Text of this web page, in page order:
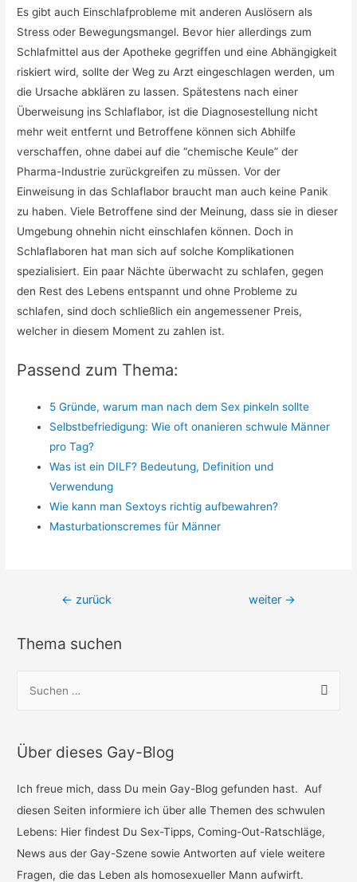
Es gibt auch Einschlafprobleme mit anderen Auslösern als
Stress oder Bewegungsmangel. Bevor hier allerdings zum
Schlafmittel aus der Apotheke gegriffen und eine Abhängigkeit
riskiert wird, sollte der Weg zu Arzt eingeschlagen werden, um
die Ursache abklären zu lassen. Spätestens nach einer
Überweisung ins Schlaflabor, ist die Diagnosestellung nicht
mehr weit entfernt und Betroffene können sich Abhilfe
verschaffen, ohne dabei auf die “chemische Keule” der
Pharma-Industrie zurückgreifen zu müssen. Vor der
Einweisung in das Schlaflabor braucht man auch keine Panik
zu haben. Viele Betroffene sind der Meinung, dass sie in dieser
Umgebung ohnehin nicht einschlafen können. Doch in
Schlaflaboren hat man sich auf solche Komplikationen
spezialisiert. Ein paar Nächte überwacht zu schlafen, gegen
den Rest des Lebens entspannt und ohne Probleme zu
schlafen, sind doch schließlich ein angemessener Preis,
welcher in diesem Moment zu zahlen ist.
Passend zum Thema:
5 Gründe, warum man nach dem Sex pinkeln sollte
Selbstbefriedigung: Wie oft onanieren schwule Männer
pro Tag?
Was ist ein DILF? Bedeutung, Definition und
Verwendung
Wie kann man Sextoys richtig aufbewahren?
Masturbationscremes für Männer
Beitragsnavigation
← zurück weiter →
Thema suchen
h
n
n
a
c
h
Über dieses Gay-Blog
Ich freue mich, dass Du mein Gay-Blog gefunden hast. Auf
diesen Seiten informiere ich über alle Themen des schwulen
Lebens: Hier findest Du Sex-Tipps, Coming-Out-Ratschläge,
News aus der Gay-Szene sowie Antworten auf viele weitere
Fragen, die das Leben als homosexueller Mann aufwirft.